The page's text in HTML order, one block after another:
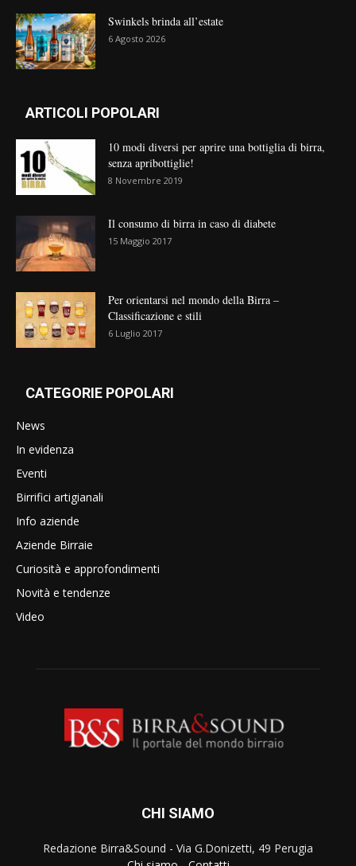
Swinkels brinda all’estate
6 Agosto 2026
ARTICOLI POPOLARI
10 modi diversi per aprire una bottiglia di birra,
senza apribottiglie!
8 Novembre 2019
Il consumo di birra in caso di diabete
15 Maggio 2017
Per orientarsi nel mondo della Birra –
Classificazione e stili
6 Luglio 2017
CATEGORIE POPOLARI
News
In evidenza
Eventi
Birrifici artigianali
Info aziende
Aziende Birraie
Curiosità e approfondimenti
Novità e tendenze
Video
CHI SIAMO
Redazione Birra&Sound - Via G.Donizetti, 49 Perugia